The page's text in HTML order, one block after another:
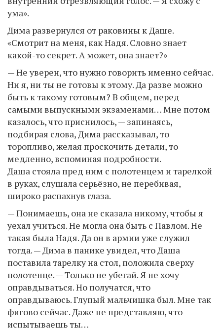
ума».
Дима развернулся от раковины к Даше.
«Смотрит на меня, как Надя. Словно знает
какой-то секрет. А может, она знает?»
— Не уверен, что нужно говорить именно сейчас.
Ни я, ни ты не готовы к этому. Да разве можно
быть к такому готовым? В общем, перед
самыми выпускными экзаменами… Мне потом
казалось, что приснилось, — запинаясь,
подбирая слова, Дима рассказывал, то
торопливо, желая проскочить детали, то
медленно, вспоминая подробности.
Даша стояла пред ним с полотенцем и тарелкой
в руках, слушала серьёзно, не перебивая,
широко распахнув глаза.
— Понимаешь, она не сказала никому, чтобы я
уехал учиться. Не могла она быть с Павлом. Не
такая была Надя. Да он в армии уже служил
тогда. — Дима в панике увидел, что Даша
поставила тарелку на стол, положила сверху
полотенце. — Только не убегай. Я не хочу
оправдываться. Но получатся, что
оправдываюсь. Глупый мальчишка был. Мне так
фигово сейчас. Даже не представляю, что
испытываешь ты…